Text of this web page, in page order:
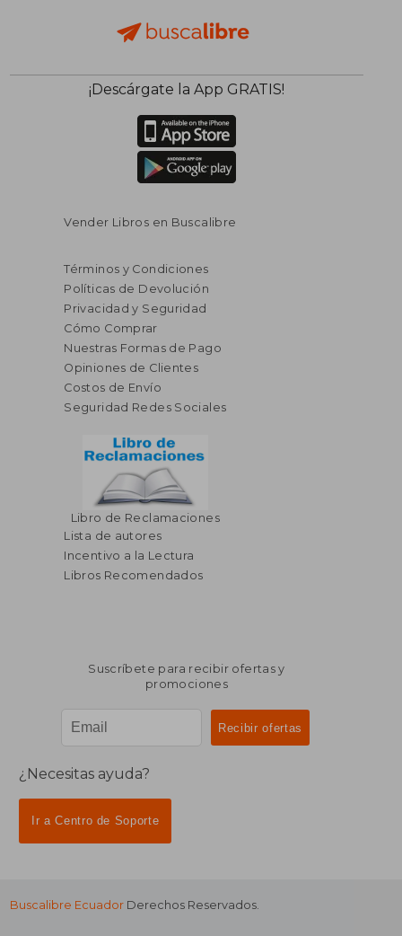
¡Descárgate la App GRATIS!
Vender Libros en Buscalibre
Términos y Condiciones
Políticas de Devolución
Privacidad y Seguridad
Cómo Comprar
Nuestras Formas de Pago
Opiniones de Clientes
Costos de Envío
Seguridad Redes Sociales
Libro de Reclamaciones
Lista de autores
Incentivo a la Lectura
Libros Recomendados
Suscríbete para recibir ofertas y
promociones
¿Necesitas ayuda?
Ir a Centro de Soporte
Buscalibre Ecuador Derechos Reservados.